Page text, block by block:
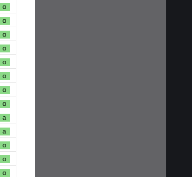
ɑ
ɑ
ɑ
ɑ
ɑ
ɑ
ɑ
ɑ
a
a
ɑ
ɑ
ɑ